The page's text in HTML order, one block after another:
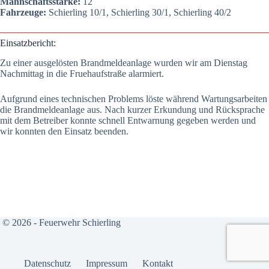
Fahr­zeu­ge: Schier­ling 10/1, Schier­ling 30/1, Schier­ling 40/2
Ein­satz­be­richt:
Zu einer aus­ge­lös­ten Brand­mel­de­an­la­ge wur­den wir am Diens­tag
Nach­mit­tag in die Frueh­auf­stra­ße alar­miert.
Auf­grund eines tech­ni­schen Pro­blems lös­te wäh­rend War­tungs­ar­bei­ten
die Brand­mel­de­an­la­ge aus. Nach kur­zer Erkun­dung und Rück­spra­che
mit dem Betrei­ber konn­te schnell Ent­war­nung gege­ben wer­den und
wir konn­ten den Ein­satz been­den.
© 2026 - Feuerwehr Schierling
Daten­schutz Impres­sum Kon­takt